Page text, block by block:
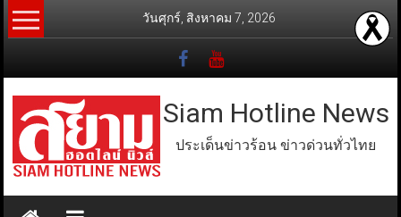
Skip
to
วันศุกร์, สิงหาคม 7, 2026
Siam Hotline News
ประเด็นข่าวร้อน ข่าวด่วนทั่วไทย